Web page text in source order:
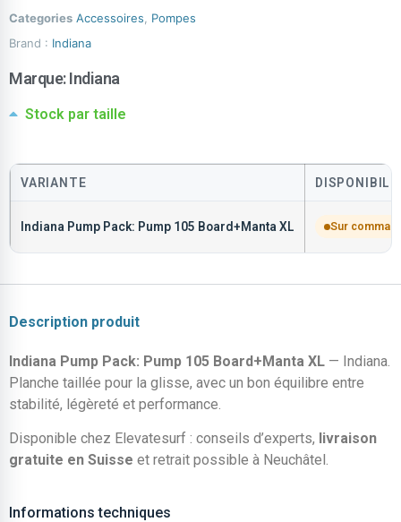
Categories Accessoires
Pompes
Brand : Indiana
Marque:Indiana
Stock par taille
VARIANTE
Indiana Pump Pack: Pump 105 Board+Manta XL Sur
Description produit
Indiana Pump Pack: Pump 105 Board+Manta XL — Indiana.
Planche taillée pour la glisse, avec un bon équilibre entre
stabilité, légèreté et performance.
Disponible chez Elevatesurf : conseils d’experts, livraison
gratuite en Suisse et retrait possible à Neuchâtel.
Informations techniques